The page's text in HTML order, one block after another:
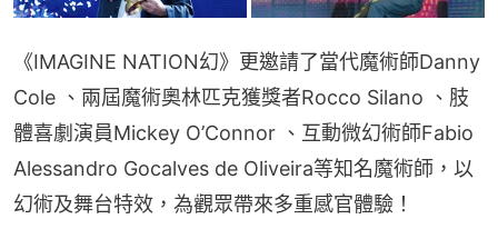
《IMAGINE NATION幻》更邀請了當代魔術師Danny
Cole 、兩屆魔術奧林匹克獲獎者Rocco Silano 、肢
體喜劇演員Mickey O’Connor 、互動微幻術師Fabio
Alessandro Gocalves de Oliveira等知名魔術師，以
幻術及舞台特效，為觀眾帶來多重感官體驗！